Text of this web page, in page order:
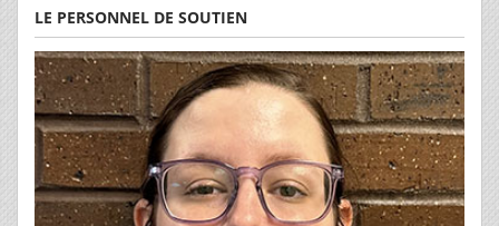
LE PERSONNEL DE SOUTIEN